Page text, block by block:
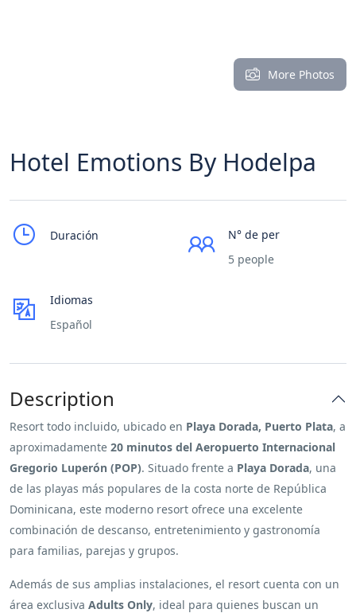
More Photos
Hotel Emotions By Hodelpa
Duración
N° de per
5 people
Idiomas
Español
Description
Resort todo incluido, ubicado en Playa Dorada, Puerto Plata, a
aproximadamente 20 minutos del Aeropuerto Internacional
Gregorio Luperón (POP). Situado frente a Playa Dorada, una
de las playas más populares de la costa norte de República
Dominicana, este moderno resort ofrece una excelente
combinación de descanso, entretenimiento y gastronomía
para familias, parejas y grupos.
Además de sus amplias instalaciones, el resort cuenta con un
área exclusiva Adults Only, ideal para quienes buscan un